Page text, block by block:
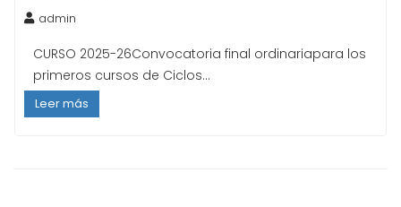
admin
CURSO 2025-26Convocatoria final ordinariapara los
primeros cursos de Ciclos...
Leer más